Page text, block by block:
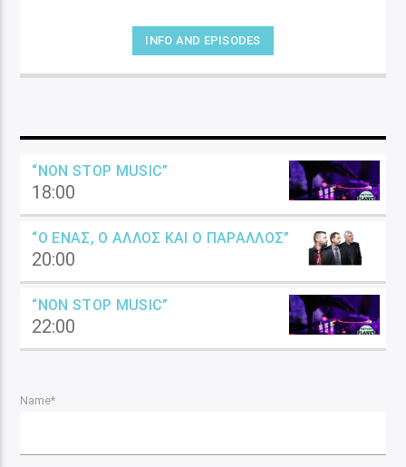
INFO AND EPISODES
“NON STOP MUSIC”
18:00
“Ο ΈΝΑΣ, Ο ΆΛΛΟΣ ΚΑΙ Ο ΠΑΡΆΛΛΟΣ”
20:00
“NON STOP MUSIC”
22:00
Name*